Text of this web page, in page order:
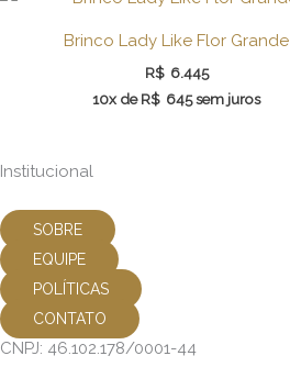
Brinco Lady Like Flor Grande
R$ 6.445
10x deR$ 645sem juros
Institucional
SOBRE
EQUIPE
POLÍTICAS
CONTATO
CNPJ: 46.102.178/0001-44